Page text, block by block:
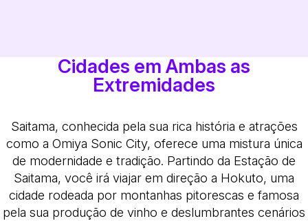
Cidades em Ambas as
Extremidades
Saitama, conhecida pela sua rica história e atrações
como a Omiya Sonic City, oferece uma mistura única
de modernidade e tradição. Partindo da Estação de
Saitama, você irá viajar em direção a Hokuto, uma
cidade rodeada por montanhas pitorescas e famosa
pela sua produção de vinho e deslumbrantes cenários